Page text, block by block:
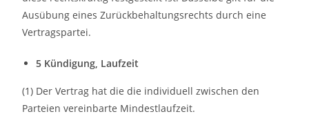
Ausübung eines Zurückbehaltungsrechts durch eine
Vertragspartei.
5 Kündigung, Laufzeit
(1) Der Vertrag hat die die individuell zwischen den
Parteien vereinbarte Mindestlaufzeit.